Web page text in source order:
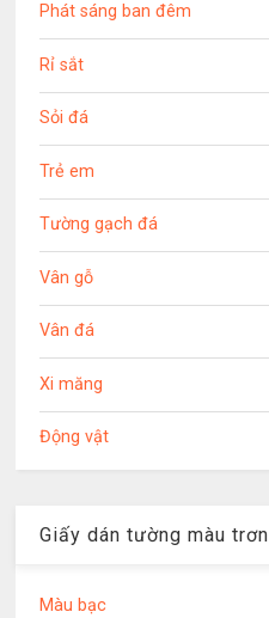
Phát sáng ban đêm
Rỉ sắt
Sỏi đá
Trẻ em
Tường gạch đá
Vân gỗ
Vân đá
Xi măng
Động vật
Giấy dán tường màu trơn
Màu bạc